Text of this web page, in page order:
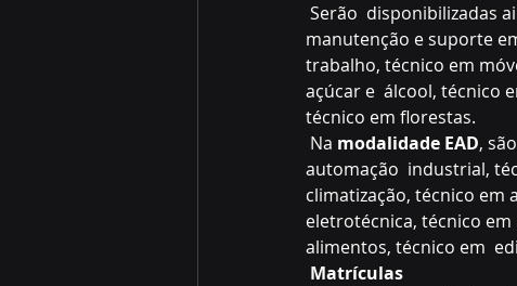
manutenção e suporte
trabalho, técnico em
açúcar e  álcool, técnico
técnico em florestas.
Na modalidade EAD, são
automação  industrial,
climatização, técnico em
eletrotécnica, técnico
alimentos, técnico em
Matrículas